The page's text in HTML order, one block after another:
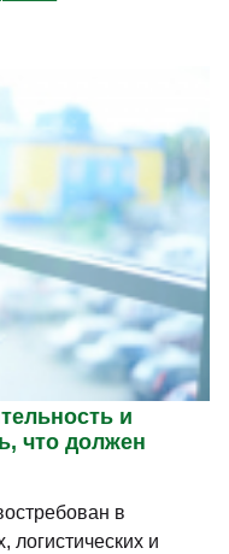
и
что должен
в
логистических и